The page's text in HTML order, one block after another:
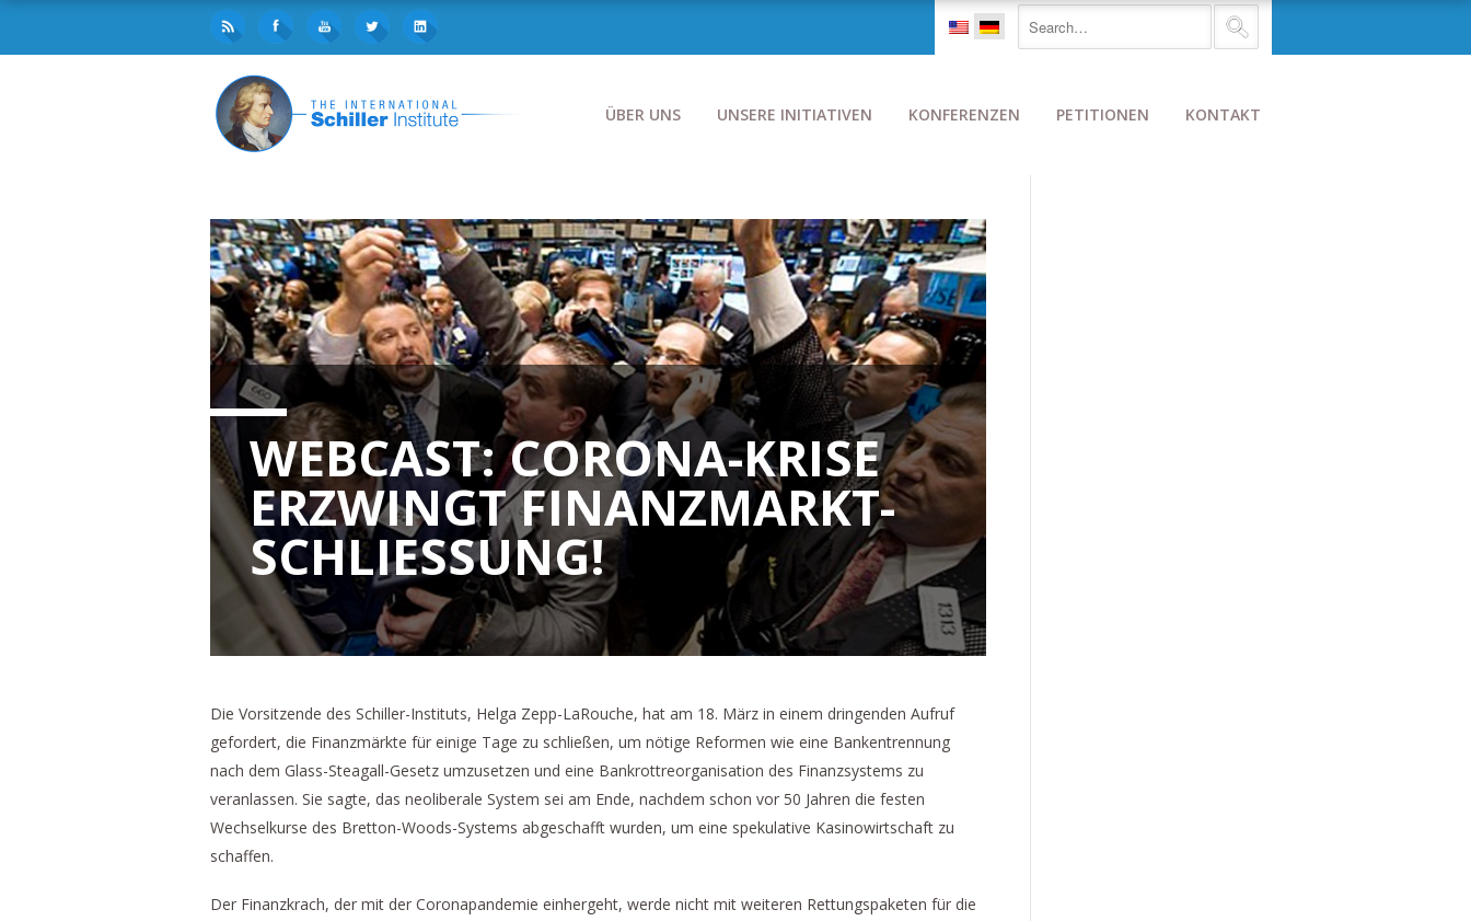
ÜBER UNS UNSERE INITIATIVEN KONFERENZEN PETITIONEN KONTAKT
WEBCAST: CORONA-KRISE
ERZWINGT FINANZMARKT-
SCHLIESSUNG!
Die Vorsitzende des Schiller-Instituts, Helga Zepp-LaRouche, hat am 18. März in einem dringenden Aufruf
gefordert, die Finanzmärkte für einige Tage zu schließen, um nötige Reformen wie eine Bankentrennung
nach dem Glass-Steagall-Gesetz umzusetzen und eine Bankrottreorganisation des Finanzsystems zu
veranlassen. Sie sagte, das neoliberale System sei am Ende, nachdem schon vor 50 Jahren die festen
Wechselkurse des Bretton-Woods-Systems abgeschafft wurden, um eine spekulative Kasinowirtschaft zu
schaffen.
Der Finanzkrach, der mit der Coronapandemie einhergeht, werde nicht mit weiteren Rettungspaketen für die